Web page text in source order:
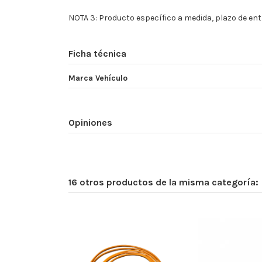
NOTA 3: Producto específico a medida, plazo de
Ficha técnica
Marca Vehículo
Opiniones
16 otros productos de la misma categoría: